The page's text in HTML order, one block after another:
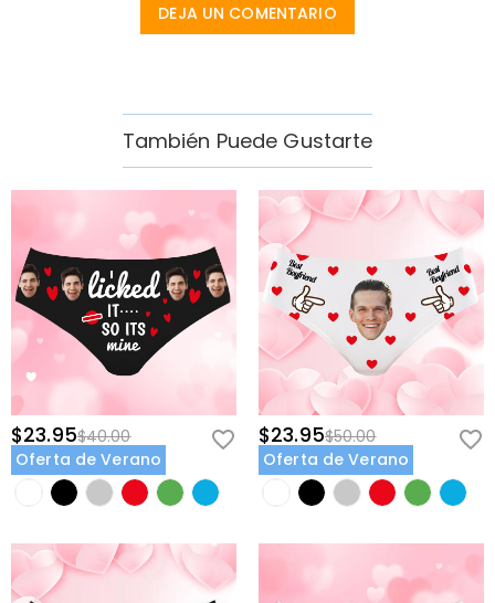
DEJA UN COMENTARIO
También Puede Gustarte
$23.95$40.00
Oferta de Verano
$23.95$50.00
Oferta de Verano